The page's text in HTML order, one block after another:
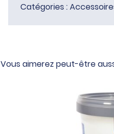
Catégories :
Vous aimerez peut-être